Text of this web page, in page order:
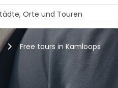
Free tours in Kamloops